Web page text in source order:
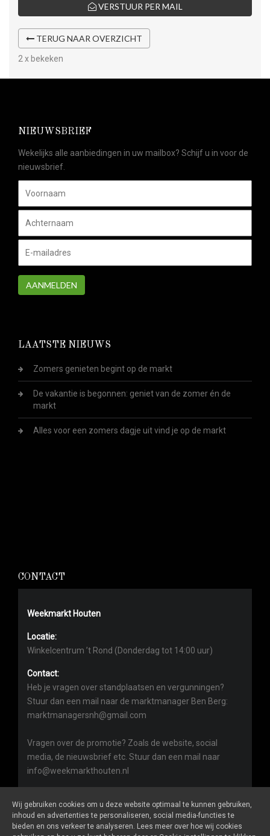
VERSTUUR PER MAIL
TERUG NAAR OVERZICHT
2 x bekeken
NIEUWSBRIEF
Wekelijks alle aanbiedingen in uw mailbox? Schijf u in voor de
nieuwsbrief.
AANMELDEN
LAATSTE NIEUWS
Zomers genieten begint op de markt
De vakantie is begonnen: geniet van de zomer én de
markt
Alles voor een zomers dagje uit vind je op de markt
CONTACT
Weekmarkt Houten
Locatie:
Winkelcentrum ’t Rond (Donderdag tot 14:00 uur)
Contact:
Heb je vragen over standplaatsen en vergunningen?
Stuur dan een mail naar de marktmanager Ben Berg:
marktmanagersnh@gmail.com
Vragen over de promotie? Zoals de website, social
media, de nieuwsbrief etc. Stuur dan een mail naar
info@weekmarkthouten.nl
Wij gebruiken cookies om u deze website optimaal te kunnen gebruiken,
inhoud en advertenties te personaliseren, social media-functies te
bieden en ons verkeer te analyseren. Lees meer over hoe wij cookies